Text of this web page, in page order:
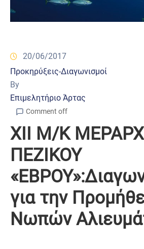
20/06/2017
Προκηρύξεις-Διαγωνισμοί
By
Επιμελητήριο Άρτας
Comment off
ΧΙΙ Μ/Κ
ΠΕΖΙΚΟΥ
για την
Νωπών